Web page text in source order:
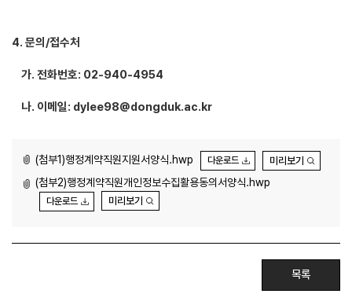
4. 문의/접수처
가. 전화번호: 02-940-4954
나. 이메일: dylee98@dongduk.ac.kr
(첨부1)행정계약직원지원서양식.hwp 다운로드 미리보기
(첨부2)행정계약직원개인정보수집활용동의서양식.hwp
다운로드 미리보기
목록